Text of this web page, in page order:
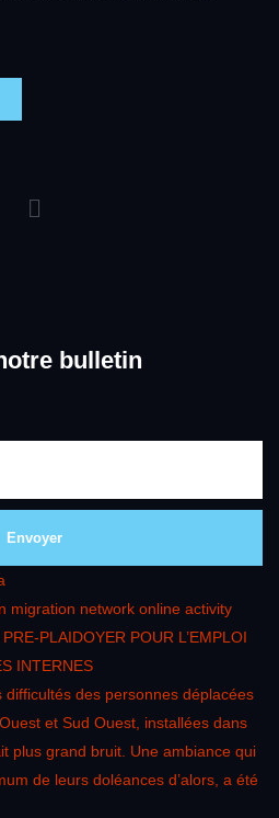
bulletin
Envoyer
migration network online activity
PLAIDOYER POUR L’EMPLOI
INTERNES
des personnes déplacées
et Sud Ouest, installées dans
plus grand bruit. Une ambiance qui
de leurs doléances d’alors, a été